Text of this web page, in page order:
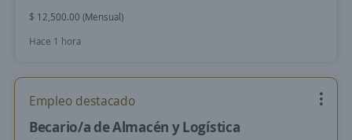
$ 12,500.00 (Mensual)
Hace 1 hora
Empleo destacado
Becario/a de Almacén y Logística